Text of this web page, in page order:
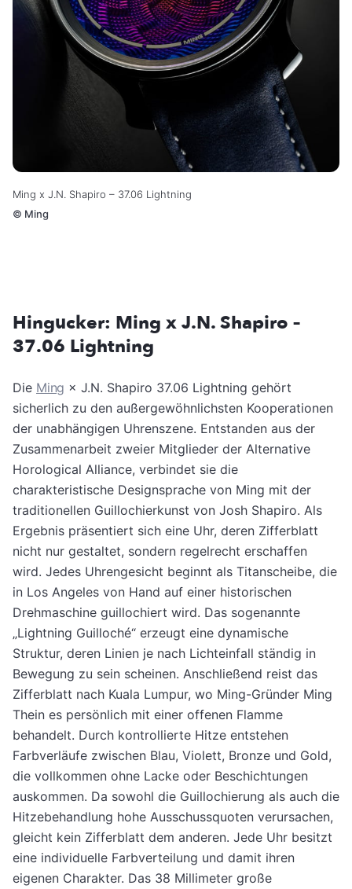
Ming x J.N. Shapiro – 37.06 Lightning
© Ming
Hingucker: Ming x J.N. Shapiro –
37.06 Lightning
Die Ming × J.N. Shapiro 37.06 Lightning gehört
sicherlich zu den außergewöhnlichsten Kooperationen
der unabhängigen Uhrenszene. Entstanden aus der
Zusammenarbeit zweier Mitglieder der Alternative
Horological Alliance, verbindet sie die
charakteristische Designsprache von Ming mit der
traditionellen Guillochierkunst von Josh Shapiro. Als
Ergebnis präsentiert sich eine Uhr, deren Zifferblatt
nicht nur gestaltet, sondern regelrecht erschaffen
wird. Jedes Uhrengesicht beginnt als Titanscheibe, die
in Los Angeles von Hand auf einer historischen
Drehmaschine guillochiert wird. Das sogenannte
„Lightning Guilloché“ erzeugt eine dynamische
Struktur, deren Linien je nach Lichteinfall ständig in
Bewegung zu sein scheinen. Anschließend reist das
Zifferblatt nach Kuala Lumpur, wo Ming-Gründer Ming
Thein es persönlich mit einer offenen Flamme
behandelt. Durch kontrollierte Hitze entstehen
Farbverläufe zwischen Blau, Violett, Bronze und Gold,
die vollkommen ohne Lacke oder Beschichtungen
auskommen. Da sowohl die Guillochierung als auch die
Hitzebehandlung hohe Ausschussquoten verursachen,
gleicht kein Zifferblatt dem anderen. Jede Uhr besitzt
eine individuelle Farbverteilung und damit ihren
eigenen Charakter. Das 38 Millimeter große